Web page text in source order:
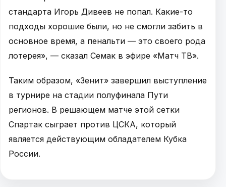
стандарта Игорь Дивеев не попал. Какие-то
подходы хорошие были, но не смогли забить в
основное время, а пенальти — это своего рода
лотерея», — сказал Семак в эфире «Матч ТВ».
Таким образом, «Зенит» завершил выступление
в турнире на стадии полуфинала Пути
регионов. В решающем матче этой сетки
Спартак сыграет против ЦСКА, который
является действующим обладателем Кубка
России.